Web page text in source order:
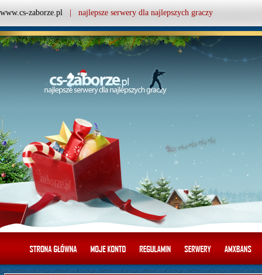
www.cs-zaborze.pl | najlepsze serwery dla najlepszych graczy